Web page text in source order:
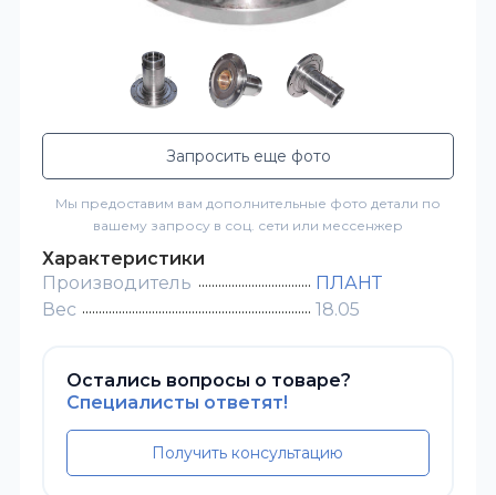
Запросить еще фото
Мы предоставим вам дополнительные фото детали по
вашему запросу в соц. сети или мессенжер
Характеристики
Производитель
ПЛАНТ
Вес
18.05
Остались вопросы о товаре?
Специалисты ответят!
Получить консультацию